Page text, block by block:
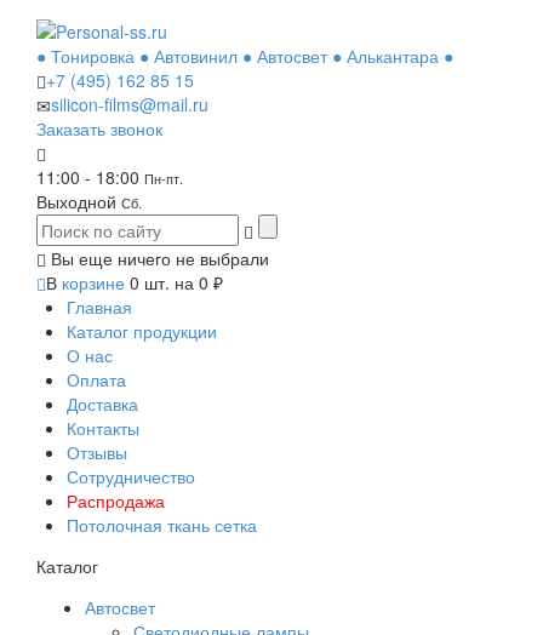
● Тонировка ● Автовинил ● Автосвет ● Алькантара ●
+7 (495) 162 85 15
silicon-films@mail.ru
Заказать звонок
11:00 - 18:00 Пн-пт.
Выходной Сб.
Вы еще ничего не выбрали
В корзине 0 шт. на 0 ₽
Главная
Каталог продукции
О нас
Оплата
Доставка
Контакты
Отзывы
Сотрудничество
Распродажа
Потолочная ткань сетка
Каталог
Автосвет